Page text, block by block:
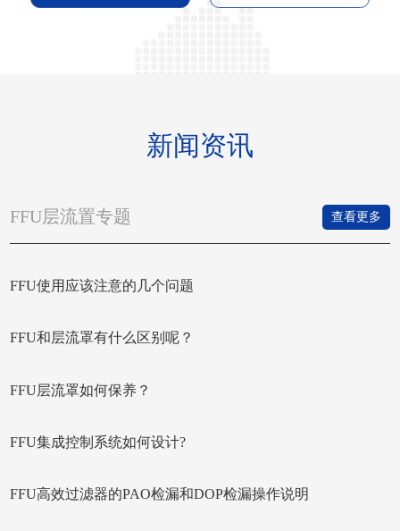
新闻资讯
FFU层流置专题 查看更多
FFU使用应该注意的几个问题
FFU和层流罩有什么区别呢？
FFU层流罩如何保养？
FFU集成控制系统如何设计?
FFU高效过滤器的PAO检漏和DOP检漏操作说明